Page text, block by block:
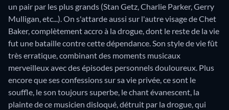
un pair par les plus grands (Stan Getz, Charlie Parker, Gerry
Mulligan, etc...). On s'attarde aussi sur l'autre visage de Chet
Baker, complètement accro à la drogue, dont le reste de la vie
fut une bataille contre cette dépendance. Son style de vie fût
très erratique, combinant des moments musicaux
merveilleux avec des épisodes personnels douloureux. Plus
encore que ses confessions sur sa vie privée, ce sont le
souffle, le son toujours superbe, le chant évanescent, la
plainte de ce musicien disloqué, détruit par la drogue, qui